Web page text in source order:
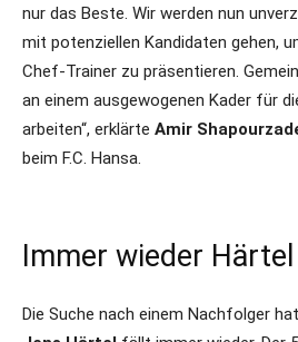
nur das Beste. Wir werden nun
mit potenziellen Kandidaten gehen,
Chef-Trainer zu präsentieren.
an einem ausgewogenen Kader für
arbeiten“, erklärte Amir
beim F.C. Hansa.
Immer wieder Härtel
Die Suche nach einem Nachfolger